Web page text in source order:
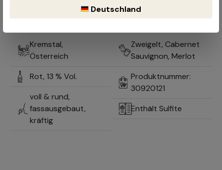
Bruchsicherer & reibungsloser Versand durch DHL oder der öst.
Kremstal,
Österreich
Rot, 13 % Vol.
voll & rund,
fassausgebaut,
kräftig
Zweigelt, Cabernet
Sauvignon, Merlot
Produktnummer:
30920121
Enthält Sulfite
Deutschland